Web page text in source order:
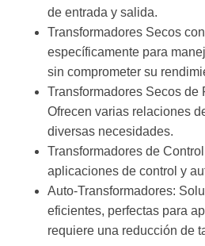
de entrada y salida.
Transformadores Secos
específicamente para
sin comprometer su
Transformadores Secos de
Ofrecen varias relaciones
diversas necesidades.
Transformadores de
aplicaciones de control y
Auto-Transformadores:
eficientes, perfectas para
requiere una reducción de